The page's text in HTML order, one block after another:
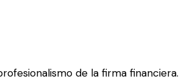
de la firma financiera.